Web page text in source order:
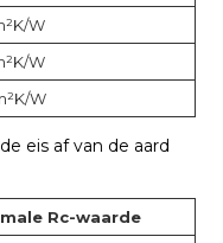
W
W
W
eis af van de aard
Rc-waarde